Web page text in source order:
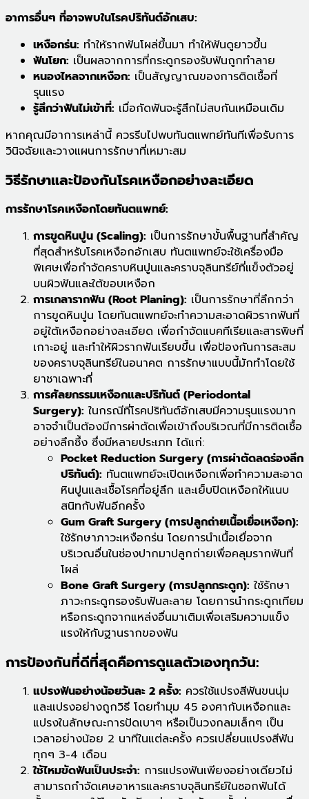
อาการอื่นๆ ที่อาจพบในโรคปริทันต์อักเสบ:
เหงือกร่น: ทำให้รากฟันโผล่ขึ้นมา ทำให้ฟันดูยาวขึ้น
ฟันโยก: เป็นผลจากการที่กระดูกรองรับฟันถูกทำลาย
หนองไหลจากเหงือก: เป็นสัญญาณของการติดเชื้อที่
รุนแรง
รู้สึกว่าฟันไม่เข้าที่: เมื่อกัดฟันจะรู้สึกไม่สบกันเหมือนเดิม
หากคุณมีอาการเหล่านี้ ควรรีบไปพบทันตแพทย์ทันทีเพื่อรับการ
วินิจฉัยและวางแผนการรักษาที่เหมาะสม
วิธีรักษาและป้องกันโรคเหงือกอย่างละเอียด
การรักษาโรคเหงือกโดยทันตแพทย์:
การขูดหินปูน (Scaling): เป็นการรักษาขั้นพื้นฐานที่สำคัญ
ที่สุดสำหรับโรคเหงือกอักเสบ ทันตแพทย์จะใช้เครื่องมือ
พิเศษเพื่อกำจัดคราบหินปูนและคราบจุลินทรีย์ที่แข็งตัวอยู่
บนผิวฟันและใต้ขอบเหงือก
การเกลารากฟัน (Root Planing): เป็นการรักษาที่ลึกกว่า
การขูดหินปูน โดยทันตแพทย์จะทำความสะอาดผิวรากฟันที่
อยู่ใต้เหงือกอย่างละเอียด เพื่อกำจัดแบคทีเรียและสารพิษที่
เกาะอยู่ และทำให้ผิวรากฟันเรียบขึ้น เพื่อป้องกันการสะสม
ของคราบจุลินทรีย์ในอนาคต การรักษาแบบนี้มักทำโดยใช้
ยาชาเฉพาะที่
การศัลยกรรมเหงือกและปริทันต์ (Periodontal
Surgery): ในกรณีที่โรคปริทันต์อักเสบมีความรุนแรงมาก
อาจจำเป็นต้องมีการผ่าตัดเพื่อเข้าถึงบริเวณที่มีการติดเชื้อ
อย่างลึกซึ้ง ซึ่งมีหลายประเภท ได้แก่:
Pocket Reduction Surgery (การผ่าตัดลดร่องลึก
ปริทันต์): ทันตแพทย์จะเปิดเหงือกเพื่อทำความสะอาด
หินปูนและเชื้อโรคที่อยู่ลึก และเย็บปิดเหงือกให้แนบ
สนิทกับฟันอีกครั้ง
Gum Graft Surgery (การปลูกถ่ายเนื้อเยื่อเหงือก):
ใช้รักษาภาวะเหงือกร่น โดยการนำเนื้อเยื่อจาก
บริเวณอื่นในช่องปากมาปลูกถ่ายเพื่อคลุมรากฟันที่
โผล่
Bone Graft Surgery (การปลูกกระดูก): ใช้รักษา
ภาวะกระดูกรองรับฟันละลาย โดยการนำกระดูกเทียม
หรือกระดูกจากแหล่งอื่นมาเติมเพื่อเสริมความแข็ง
แรงให้กับฐานรากของฟัน
การป้องกันที่ดีที่สุดคือการดูแลตัวเองทุกวัน:
แปรงฟันอย่างน้อยวันละ 2 ครั้ง: ควรใช้แปรงสีฟันขนนุ่ม
และแปรงอย่างถูกวิธี โดยทำมุม 45 องศากับเหงือกและ
แปรงในลักษณะการปัดเบาๆ หรือเป็นวงกลมเล็กๆ เป็น
เวลาอย่างน้อย 2 นาทีในแต่ละครั้ง ควรเปลี่ยนแปรงสีฟัน
ทุกๆ 3-4 เดือน
ใช้ไหมขัดฟันเป็นประจำ: การแปรงฟันเพียงอย่างเดียวไม่
สามารถกำจัดเศษอาหารและคราบจุลินทรีย์ในซอกฟันได้